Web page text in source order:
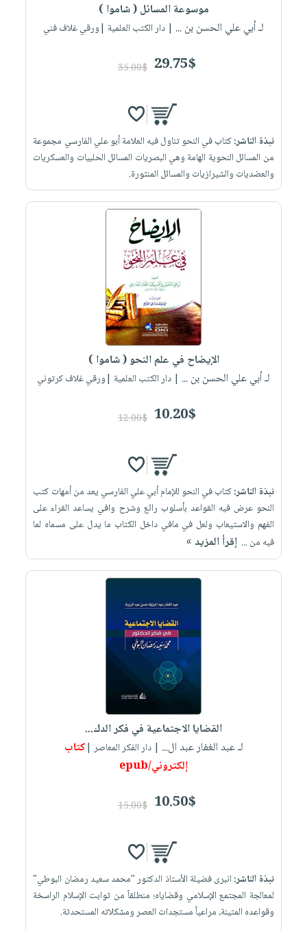
موسوعة المسائل ( شاموا )
لـ أبي علي الحسن بن ... | دار الكتب العلمية |ورقي غلاف فني
29.75$
35.00$
نبذة الناشر:كتاب في النحو تناول فيه العلامة أبو علي الفارسي مجموعة
من المسائل النحوية الهامة وهي البصريات المسائل الحلبيات والعسكريات
والعضديات والشيرازيات والمسائل المنثورة.
الإيضاح في علم النحو ( شاموا )
لـ أبي علي الحسن بن ... | دار الكتب العلمية |ورقي غلاف كرتوني
10.20$
12.00$
نبذة الناشر:كتاب في النحو للإمام أبي علي الفارسي يعد من أمهات كتب
النحو عرض فيه القواعد بأسلوب رائع وشرح وافي يساعد القراء على
الفهم والاستيعاب ولعل في مافي داخل الكتاب ما يدل على مسماه لما
فيه من ... إقرأ المزيد »
القضايا الاجتماعية في فكر الدك...
لـ عبد الغفار عبد ال... | دار الفكر المعاصر |كتاب
إلكتروني/epub
10.50$
15.00$
نبذة الناشر: انبرى فضيلة الأستاذ الدكتور "محمد سعيد رمضان البوطي"
لمعالجة المجتمع الإسلامي وقضاياه؛ منطلقاً من ثوابت الإسلام الراسخة
وقواعده المتينة، مراعياً مستجدات العصر ومشكلاته المستحدثة.